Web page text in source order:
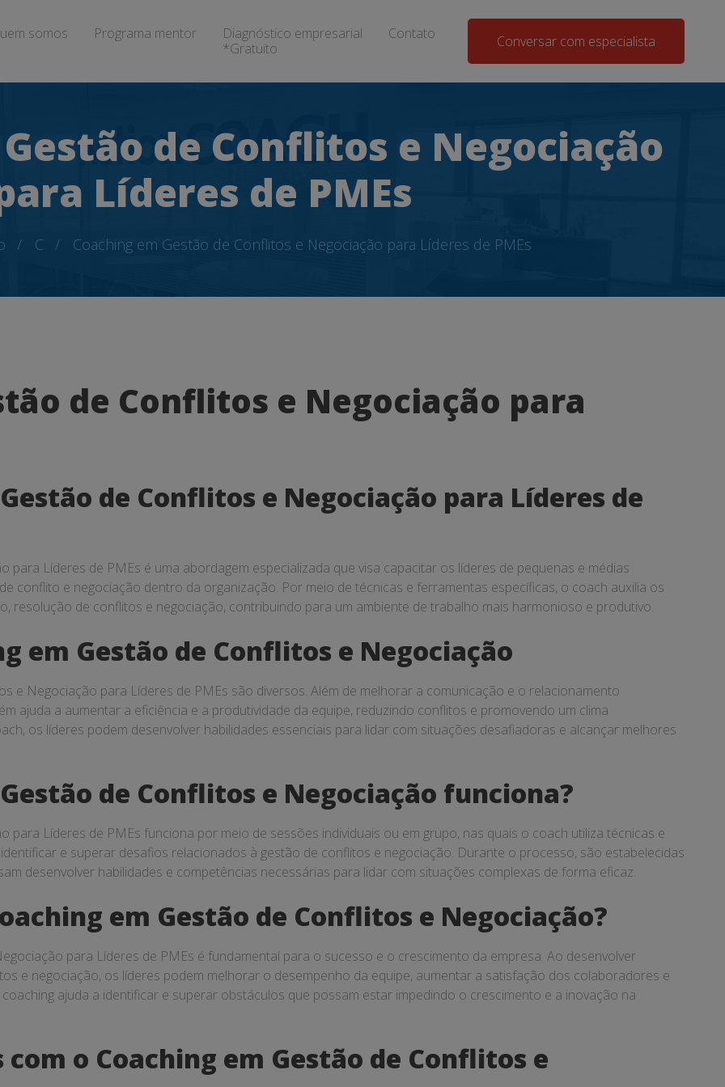
somos Programa mentor
Diagnóstico empresarial
*Gratuito
Contato Conversar com especialista
de Conflitos e Negociação
Líderes de PMEs
C Coaching em Gestão de Conflitos e Negociação para Líderes de PMEs
de Conflitos e Negociação para
de Conflitos e Negociação para Líderes de
para Líderes de PMEs é uma abordagem especializada que visa capacitar os líderes de pequenas e médias
conflito e negociação dentro da organização. Por meio de técnicas e ferramentas específicas, o coach auxilia os
resolução de conflitos e negociação, contribuindo para um ambiente de trabalho mais harmonioso e produtivo.
em Gestão de Conflitos e Negociação
e Negociação para Líderes de PMEs são diversos. Além de melhorar a comunicação e o relacionamento
ajuda a aumentar a eficiência e a produtividade da equipe, reduzindo conflitos e promovendo um clima
os líderes podem desenvolver habilidades essenciais para lidar com situações desafiadoras e alcançar melhores
de Conflitos e Negociação funciona?
para Líderes de PMEs funciona por meio de sessões individuais ou em grupo, nas quais o coach utiliza técnicas e
e superar desafios relacionados à gestão de conflitos e negociação. Durante o processo, são estabelecidas
desenvolver habilidades e competências necessárias para lidar com situações complexas de forma eficaz.
em Gestão de Conflitos e Negociação?
para Líderes de PMEs é fundamental para o sucesso e o crescimento da empresa. Ao desenvolver
e negociação, os líderes podem melhorar o desempenho da equipe, aumentar a satisfação dos colaboradores e
ajuda a identificar e superar obstáculos que possam estar impedindo o crescimento e a inovação na
o Coaching em Gestão de Conflitos e